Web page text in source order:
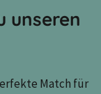
unseren
Match für